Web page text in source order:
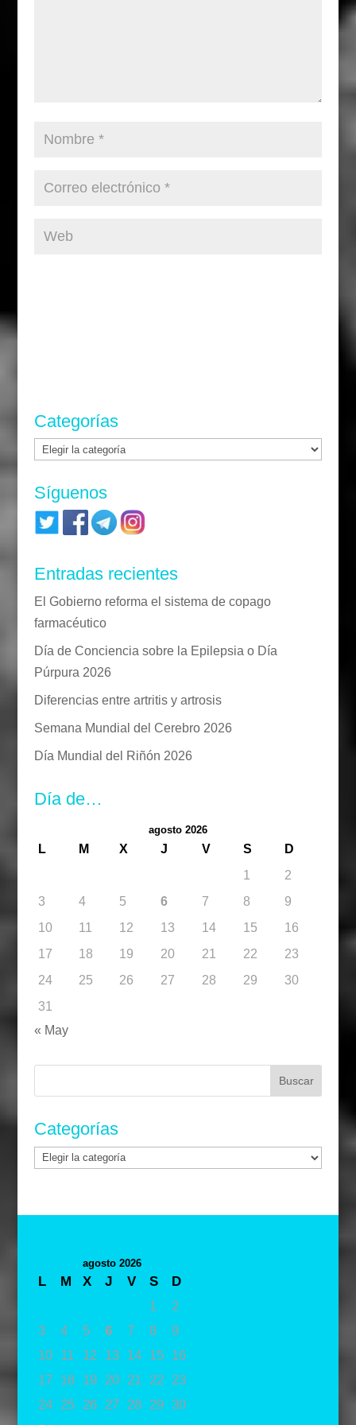
Categorías
Categorías
Síguenos
Entradas recientes
El Gobierno reforma el sistema de copago
farmacéutico
Día de Conciencia sobre la Epilepsia o Día
Púrpura 2026
Diferencias entre artritis y artrosis
Semana Mundial del Cerebro 2026
Día Mundial del Riñón 2026
Día de…
agosto 2026
L M X J V S
D
1
2
3
4 5 6 7 8
9
10
11 12 13 14 15
16
17
18 19 20 21 22
23
24
25 26 27 28 29
30
31
« May
Categorías
Categorías
agosto 2026
L M X J V S
D
1
2
3
4 5 6 7 8
9
10
11 12 13 14 15
16
17
18 19 20 21 22
23
24
25 26 27 28 29 30